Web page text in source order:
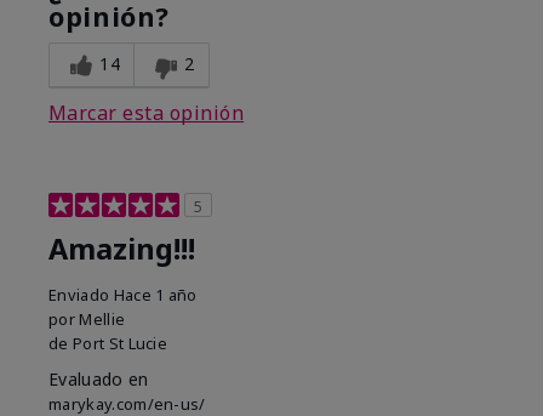
opinión?
14 2
Marcar esta opinión
5
Amazing!!!
Enviado Hace 1 año
por Mellie
de Port St Lucie
Evaluado en
marykay.com/en-us/